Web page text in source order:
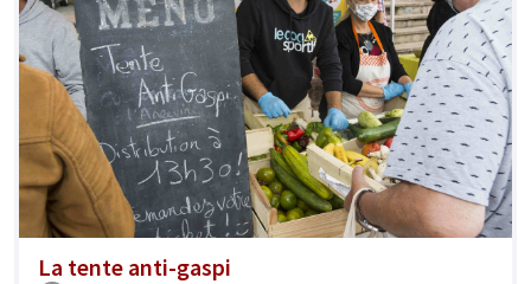
La tente anti-gaspi